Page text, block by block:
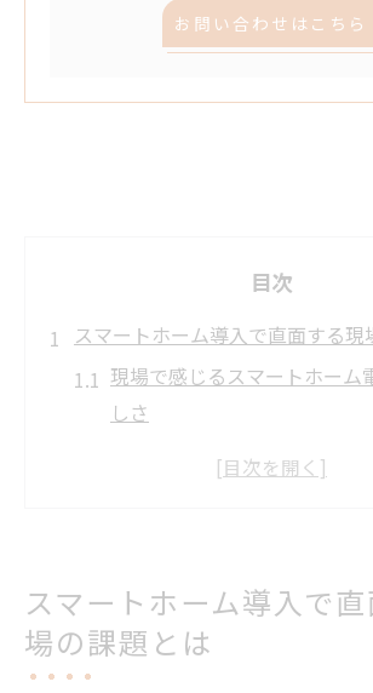
お問い合わせはこちら
目次
スマートホーム導入で直面する現
現場で感じるスマートホーム
しさ
規格の違いが生む導入時の電
文化的・経済的な壁と電気工
電気工事が解決するスマートホー
スマートホーム導入で
場の課題とは